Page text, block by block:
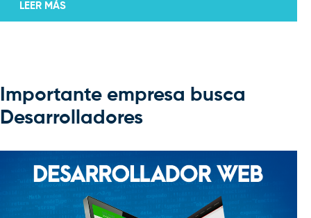
LEER MÁS
Importante empresa busca
Desarrolladores